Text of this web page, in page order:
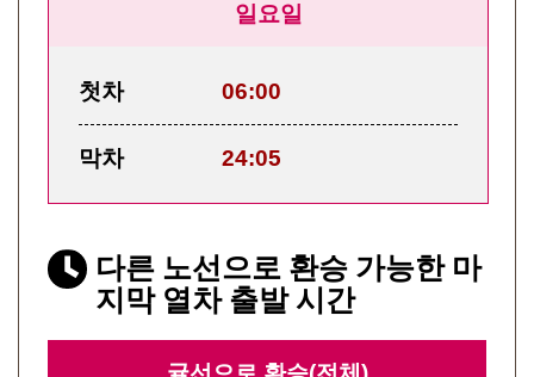
일요일
첫차 06:00
막차 24:05
다른 노선으로 환승 가능한 마
지막 열차 출발 시간